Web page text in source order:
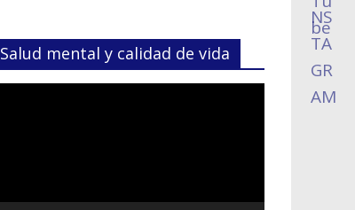
Salud mental y calidad de vida